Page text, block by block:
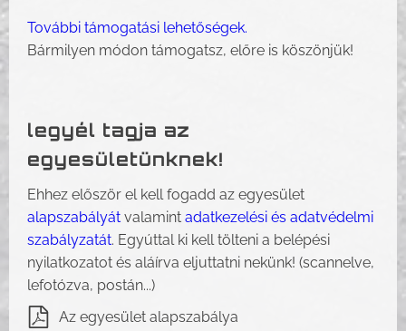
További támogatási lehetőségek.
Bármilyen módon támogatsz, előre is köszönjük!
legyél tagja az
egyesületünknek!
Ehhez először el kell fogadd az egyesület
alapszabályát valamint adatkezelési és adatvédelmi
szabályzatát. Egyúttal ki kell tölteni a belépési
nyilatkozatot és aláírva eljuttatni nekünk! (scannelve,
lefotózva, postán...)
Az egyesület alapszabálya